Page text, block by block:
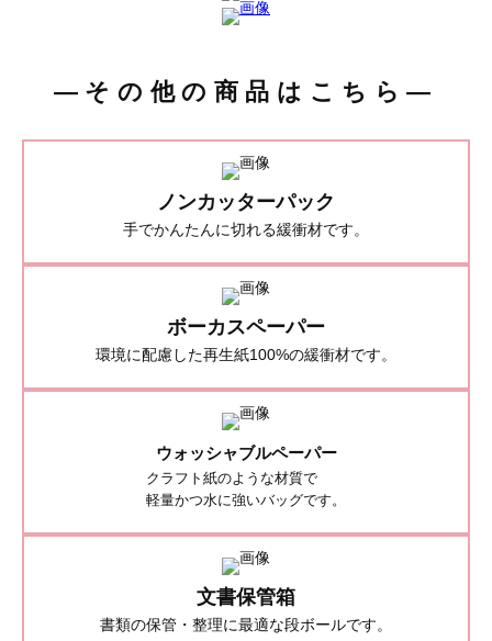
―その他の商品はこちら―
ノンカッターパック
手でかんたんに切れる緩衝材です。
ボーカスペーパー
環境に配慮した再生紙100%の緩衝材です。
ウォッシャブルペーパー
クラフト紙のような材質で
軽量かつ水に強いバッグです。
文書保管箱
書類の保管・整理に最適な段ボールです。